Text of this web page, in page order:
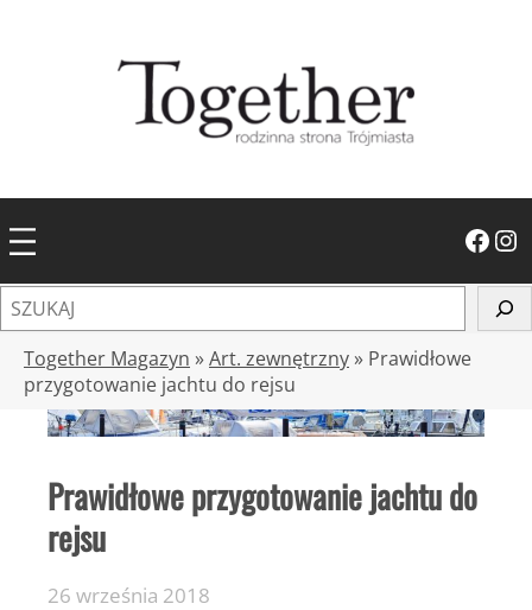
Facebook Instagram
z
Together Magazyn »Art. zewnętrzny» Prawidłowe
przygotowanie jachtu do rejsu
Prawidłowe przygotowanie jachtu do
rejsu
26 września 2018